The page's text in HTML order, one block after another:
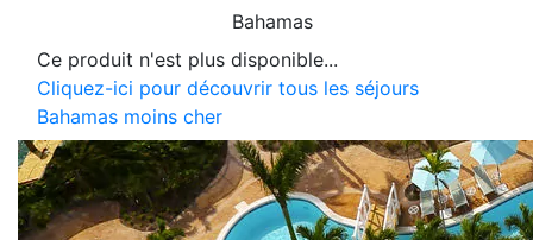
Bahamas
Ce produit n'est plus disponible...
Cliquez-ici pour découvrir tous les séjours
Bahamas moins cher